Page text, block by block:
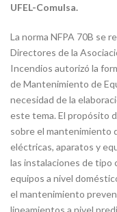
UFEL-Comulsa.
La norma NFPA 70B se
Directores de la
Incendios autorizó la
de Mantenimiento de
necesidad de la
este tema. El propósito
sobre el mantenimiento
eléctricas, aparatos y
las instalaciones de tipo
equipos a nivel
el mantenimiento